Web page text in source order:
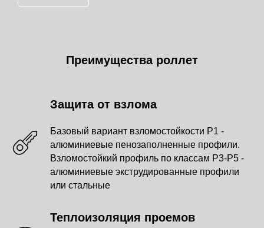
Преимущества роллет
Защита от взлома
Базовый вариант взломостойкости Р1 -
алюминиевые пенозаполненные профили.
Взломостойкий профиль по классам Р3-Р5 -
алюминиевые экструдированные профили
или стальные
Теплоизоляция проемов